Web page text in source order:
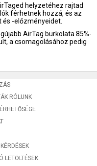
helyzetéhez rajtad
férhetnek hozzá, és az
és -előzményeidet.
AirTag burkolata 85%-
a csomagolásához pedig
RÓLUNK
LETÖLTÉSEK